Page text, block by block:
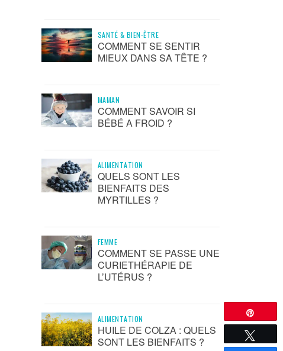
SANTÉ & BIEN-ÊTRE
COMMENT SE SENTIR
MIEUX DANS SA TÊTE ?
MAMAN
COMMENT SAVOIR SI
BÉBÉ A FROID ?
ALIMENTATION
QUELS SONT LES
BIENFAITS DES
MYRTILLES ?
FEMME
COMMENT SE PASSE UNE
CURIETHÉRAPIE DE
L’UTÉRUS ?
ALIMENTATION
HUILE DE COLZA : QUELS
SONT LES BIENFAITS ?